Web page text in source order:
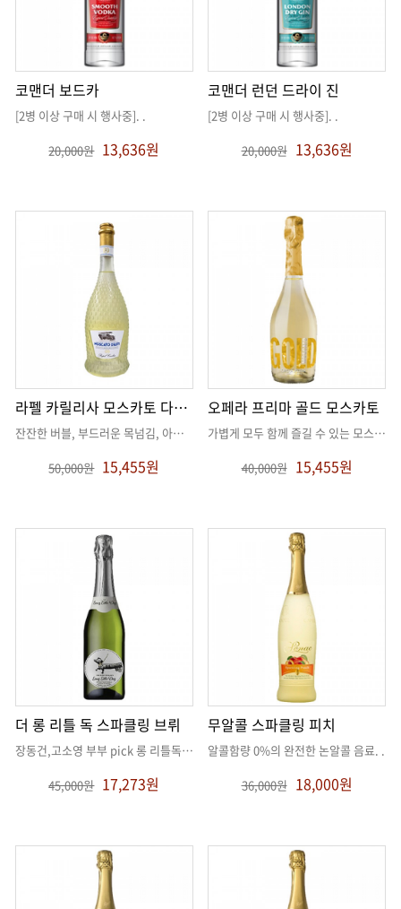
코맨더 보드카
[2병 이상 구매 시 행사중]. .
20,000원 13,636원
코맨더 런던 드라이 진
[2병 이상 구매 시 행사중]. .
20,000원 13,636원
라펠 카릴리사 모스카토 다스티
잔잔한 버블, 부드러운 목넘김, 아주 달콤 . .
50,000원 15,455원
오페라 프리마 골드 모스카토
가볍게 모두 함께 즐길 수 있는 모스카토~
40,000원 15,455원
더 롱 리틀 독 스파클링 브뤼
장동건,고소영 부부 pick 롱 리틀독의 스파클링 버젼! . .
45,000원 17,273원
무알콜 스파클링 피치
알콜함량 0%의 완전한 논알콜 음료. .
36,000원 18,000원